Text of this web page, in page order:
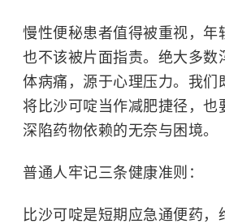
慢性便秘患者值得被重视，年
也不该被片面指责。绝大多数
体病痛，源于心理压力。我们
将比沙可啶当作减肥捷径，也
深陷药物依赖的无奈与困境。
普通人牢记三条健康准则：
比沙可啶是短期应急通便药，